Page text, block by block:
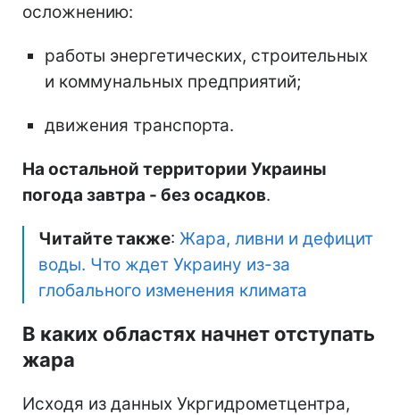
осложнению:
работы энергетических, строительных
и коммунальных предприятий;
движения транспорта.
На остальной территории Украины
погода завтра - без осадков.
Читайте также: Жара, ливни и дефицит
воды. Что ждет Украину из-за
глобального изменения климата
В каких областях начнет отступать
жара
Исходя из данных Укргидрометцентра,